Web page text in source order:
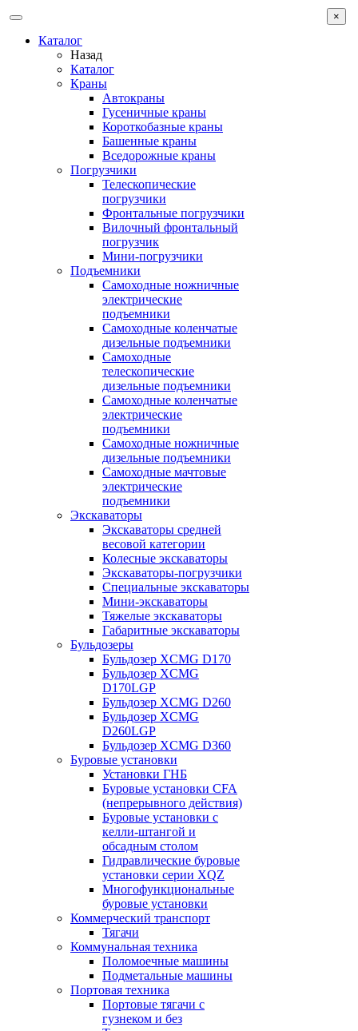
Каталог
Назад
Каталог
Краны
Автокраны
Гусеничные краны
Короткобазные краны
Башенные краны
Вcедорожные краны
Погрузчики
Телескопические
погрузчики
Фронтальные погрузчики
Вилочный фронтальный
погрузчик
Мини-погрузчики
Подъемники
Самоходные ножничные
электрические
подъемники
Самоходные коленчатые
дизельные подъемники
Самоходные
телескопические
дизельные подъемники
Самоходные коленчатые
электрические
подъемники
Самоходные ножничные
дизельные подъемники
Самоходные мачтовые
электрические
подъемники
Экскаваторы
Экскаваторы средней
весовой категории
Колесные экскаваторы
Экскаваторы-погрузчики
Специальные экскаваторы
Мини-экскаваторы
Тяжелые экскаваторы
Габаритные экскаваторы
Бульдозеры
Бульдозер XCMG D170
Бульдозер XCMG
D170LGP
Бульдозер XCMG D260
Бульдозер XCMG
D260LGP
Бульдозер XCMG D360
Буровые установки
Установки ГНБ
Буровые установки CFA
(непрерывного действия)
Буровые установки с
келли-штангой и
обсадным столом
Гидравлические буровые
установки серии XQZ
Многофункциональные
буровые установки
Коммерческий транспорт
Тягачи
Коммунальная техника
Поломоечные машины
Подметальные машины
Портовая техника
Портовые тягачи с
гузнеком и без
×